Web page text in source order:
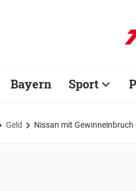
Bayern Sport
Geld Nissan mit